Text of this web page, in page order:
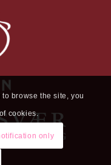
browse the site, you
cookies.
only